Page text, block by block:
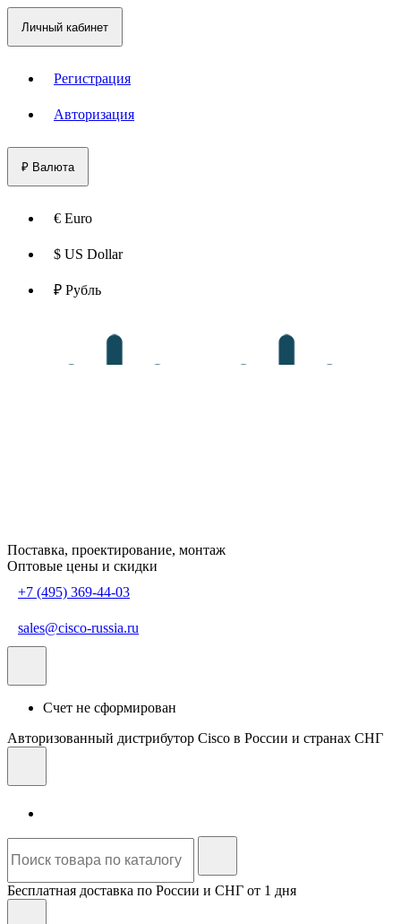
Личный кабинет
Регистрация
Авторизация
₽ Валюта
€ Euro
$ US Dollar
₽ Рубль
Поставка, проектирование, монтаж
Оптовые цены и скидки
+7 (495) 369-44-03
sales@cisco-russia.ru
Счет не сформирован
Авторизованный дистрибутор Cisco в России и странах СНГ
Бесплатная доставка по России и СНГ от 1 дня